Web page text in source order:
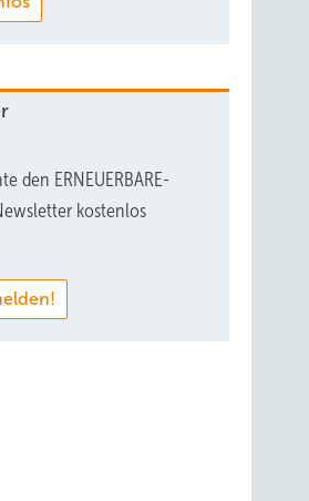
den ERNEUERBARE-
kostenlos